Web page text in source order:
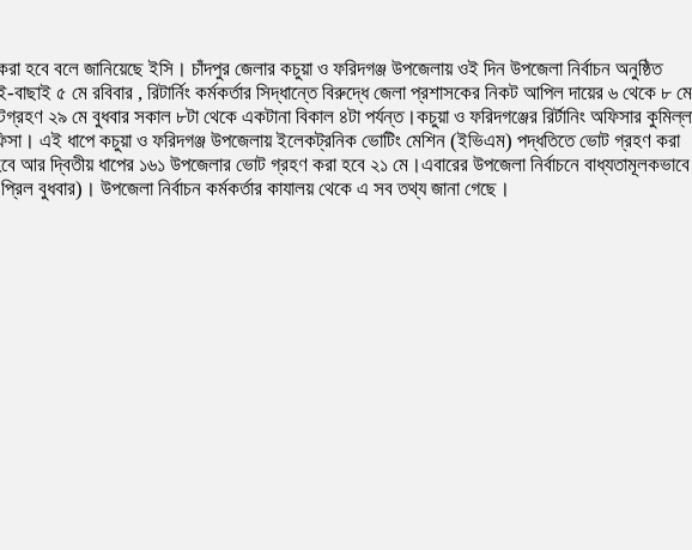
হবে বলে জানিয়েছে ইসি। চাঁদপুর জেলার কচুয়া ও ফরিদগঞ্জ উপজেলায় ওই দিন উপজেলা নির্বাচন অনুষ্ঠিত
৫ মে রবিবার , রিটার্নিং কর্মকর্তার সিদ্ধান্তে বিরুদ্ধে জেলা প্রশাসকের নিকট আপিল দায়ের ৬ থেকে ৮
২৯ মে বুধবার সকাল ৮টা থেকে একটানা বিকাল ৪টা পর্যন্ত।কচুয়া ও ফরিদগঞ্জের রির্টানিং অফিসার
অফিসা। এই ধাপে কচুয়া ও ফরিদগঞ্জ উপজেলায় ইলেকট্রনিক ভোটিং মেশিন (ইভিএম) পদ্ধতিতে ভোট গ্রহণ করা
দ্বিতীয় ধাপের ১৬১ উপজেলার ভোট গ্রহণ করা হবে ২১ মে।এবারের উপজেলা নির্বাচনে বাধ্যতামূলকভাবে
বুধবার)। উপজেলা নির্বাচন কর্মকর্তার কাযালয় থেকে এ সব তথ্য জানা গেছে।